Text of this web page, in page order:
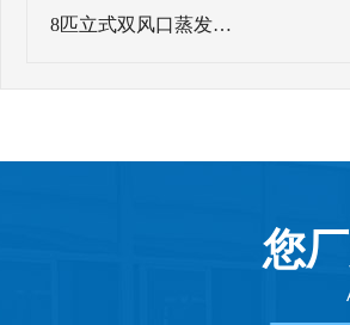
8匹立式双风口蒸发…
您